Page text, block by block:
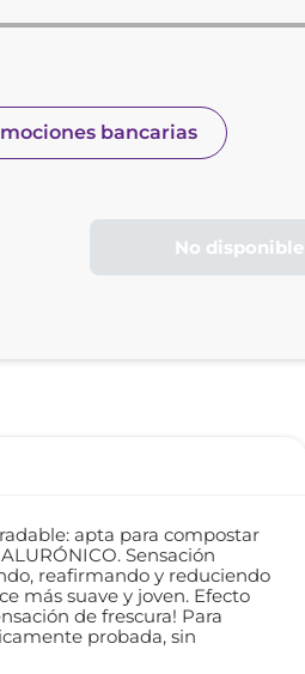
bancarias
No disponible
apta para compostar
Sensación
reafirmando y reduciendo
más suave y joven. Efecto
de frescura! Para
probada, sin